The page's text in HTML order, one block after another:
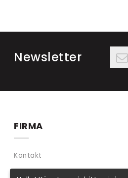
Newsletter
FIRMA
Kontakt